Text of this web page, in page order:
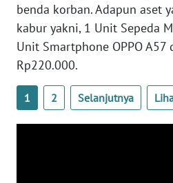
benda korban. Adapun aset
kabur yakni, 1 Unit Sepeda
Unit Smartphone OPPO A57
Rp220.000.
1 2 Selanjutnya
WN
JATENG
NUSANTARA
WN